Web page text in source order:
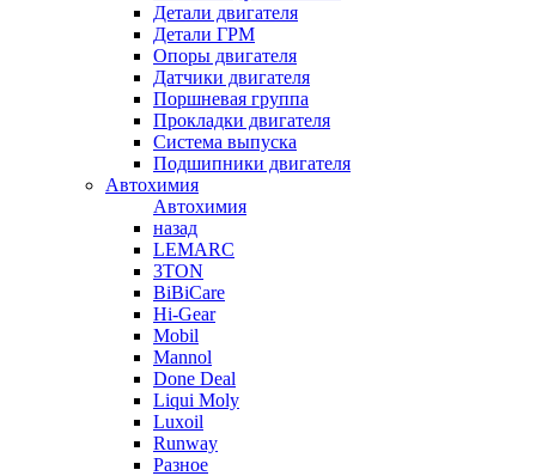
Детали двигателя
Детали ГРМ
Опоры двигателя
Датчики двигателя
Поршневая группа
Прокладки двигателя
Система выпуска
Подшипники двигателя
Автохимия
Автохимия
назад
LEMARC
3TON
BiBiCare
Hi-Gear
Mobil
Mannol
Done Deal
Liqui Moly
Luxoil
Runway
Разное